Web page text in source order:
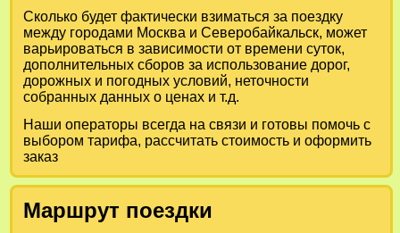
Сколько будет фактически взиматься за поездку
между городами Москваи Северобайкальск, может
варьироваться в зависимости от времени суток,
дополнительных сборов за использование дорог,
дорожных и погодных условий, неточности
собранных данных о ценах и т.д.
Наши операторы всегда на связи и готовы помочь с
выбором тарифа, рассчитать стоимость и оформить
заказ
Маршрут поездки